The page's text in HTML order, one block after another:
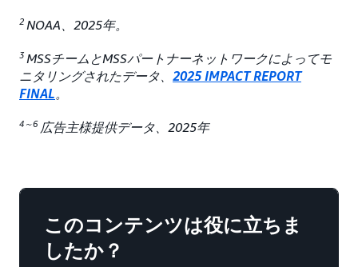
2 NOAA、2025年。
3 MSSチームとMSSパートナーネットワークによってモ
ニタリングされたデータ、 2025 IMPACT REPORT
FINAL。
4～6 広告主様提供データ、2025年
このコンテンツは役に立ちま
したか？